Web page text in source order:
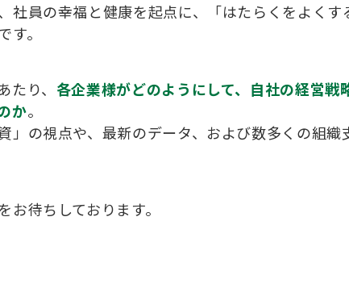
社員の幸福と健康を起点に、「はたらくをよく
す。
たり、 各企業様がどのようにして、自社の経営戦
か。
」の視点や、最新のデータ、および数多くの組織
お待ちしております。